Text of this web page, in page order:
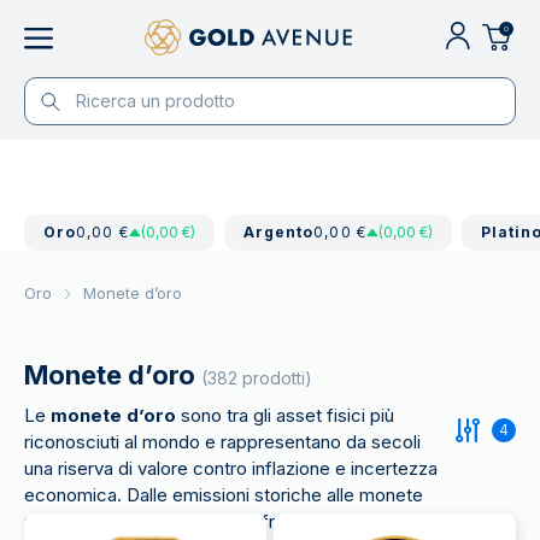
0
Oro0,00 € (0,00 €) Argento0,00 € (0,00 €)
Oro Monete d’oro
Monete d’oro (382 prodotti)
Le monete d’oro sono tra gli asset fisici più
riconosciuti al mondo e rappresentano da secoli
una riserva di valore contro inflazione e incertezza
economica. Dalle emissioni storiche alle monete
moderne da investimento, offrono un modo
4